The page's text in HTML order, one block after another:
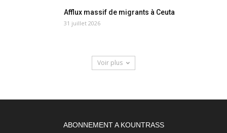
Afflux massif de migrants à Ceuta
31 juillet 2026
Voir plus
ABONNEMENT A KOUNTRASS